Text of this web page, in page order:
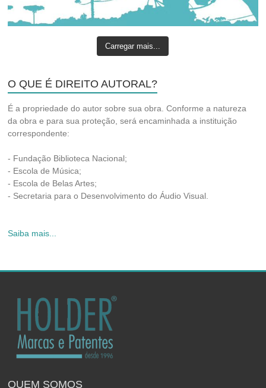
Carregar mais...
O QUE É DIREITO AUTORAL?
É a propriedade do autor sobre sua obra. Conforme a natureza
da obra e para sua proteção, será encaminhada a instituição
correspondente:
- Fundação Biblioteca Nacional;
- Escola de Música;
- Escola de Belas Artes;
- Secretaria para o Desenvolvimento do Áudio Visual.
Saiba mais...
QUEM SOMOS